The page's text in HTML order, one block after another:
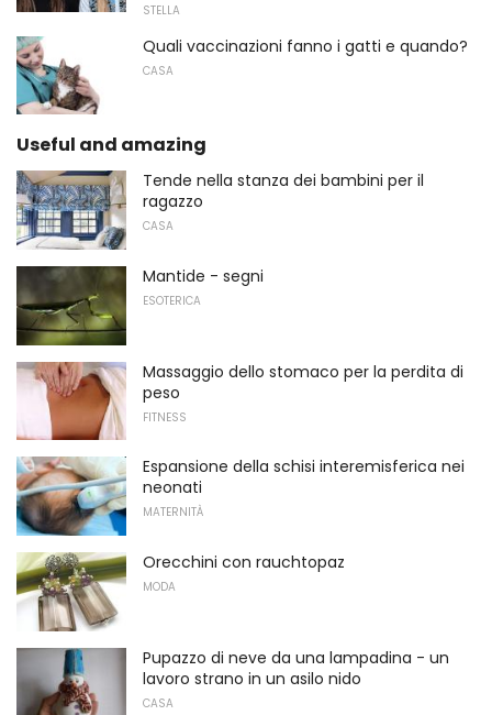
STELLA
Quali vaccinazioni fanno i gatti e quando?
CASA
Useful and amazing
Tende nella stanza dei bambini per il
ragazzo
CASA
Mantide - segni
ESOTERICA
Massaggio dello stomaco per la perdita di
peso
FITNESS
Espansione della schisi interemisferica nei
neonati
MATERNITÀ
Orecchini con rauchtopaz
MODA
Pupazzo di neve da una lampadina - un
lavoro strano in un asilo nido
CASA